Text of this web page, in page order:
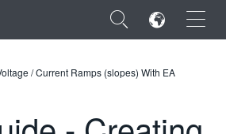
×
/ Current Ramps (slopes) With EA